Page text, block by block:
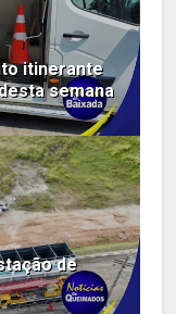
itinerante
semana
de